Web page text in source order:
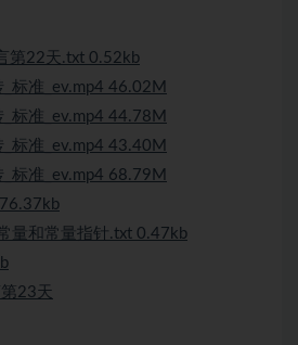
第22天.txt 0.52kb
标准_ev.mp4 46.02M
标准_ev.mp4 44.78M
标准_ev.mp4 43.40M
标准_ev.mp4 68.79M
量和常量指针.txt 0.47kb
23天